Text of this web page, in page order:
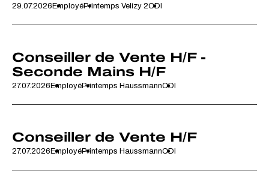
29.07.2026EmployéPrintemps Velizy 2CDI
Conseiller de Vente H/F -
Seconde Mains H/F
27.07.2026EmployéPrintemps HaussmannCDI
Conseiller de Vente H/F
27.07.2026EmployéPrintemps HaussmannCDI